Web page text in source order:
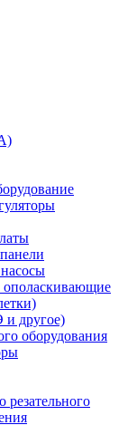
другое)
оборудования
резательного